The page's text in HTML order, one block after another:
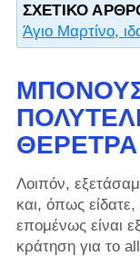
ΣΧΕΤΙΚΌ
Άγιο Μαρτίνο,
ΘΈΡΕΤΡΑ
Λοιπόν,
και, όπως
επομένως είναι
κράτηση για το